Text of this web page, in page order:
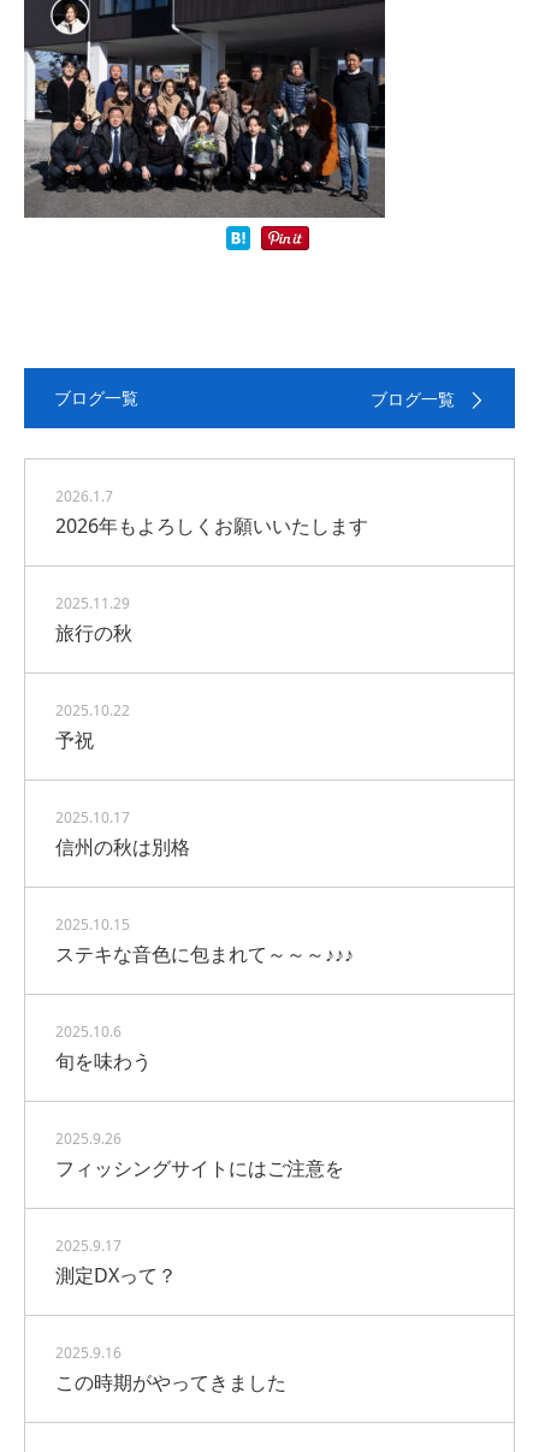
ブログ一覧 ブログ一覧
2026.1.7
2026年もよろしくお願いいたします
2025.11.29
旅行の秋
2025.10.22
予祝
2025.10.17
信州の秋は別格
2025.10.15
ステキな音色に包まれて～～～♪♪♪
2025.10.6
旬を味わう
2025.9.26
フィッシングサイトにはご注意を
2025.9.17
測定DXって？
2025.9.16
この時期がやってきました